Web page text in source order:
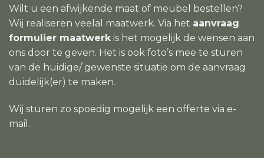
Wilt u een afwijkende maat of meubel bestellen?
Wij realiseren veelal maatwerk. Via het aanvraag
formulier maatwerk is het mogelijk de wensen aan
ons door te geven. Het is ook foto’s mee te sturen
van de huidige/ gewenste situatie om de aanvraag
duidelijk(er) te maken.
Wij sturen zo spoedig mogelijk een offerte via e-
mail.